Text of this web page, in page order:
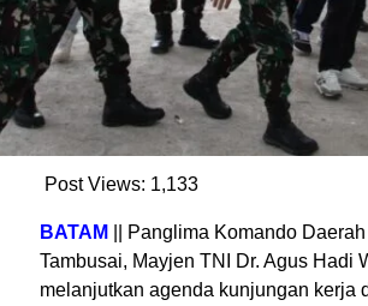
Post Views: 1,133
BATAM
|| Panglima Komando
Tambusai, Mayjen TNI Dr. Agus Hadi
melanjutkan agenda kunjungan kerja